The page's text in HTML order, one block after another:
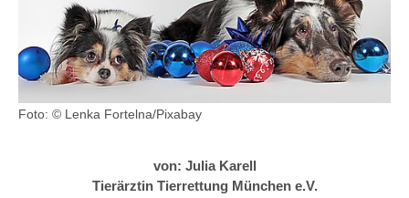
Foto: © Lenka Fortelna/Pixabay
von: Julia Karell
Tierärztin Tierrettung München e.V.